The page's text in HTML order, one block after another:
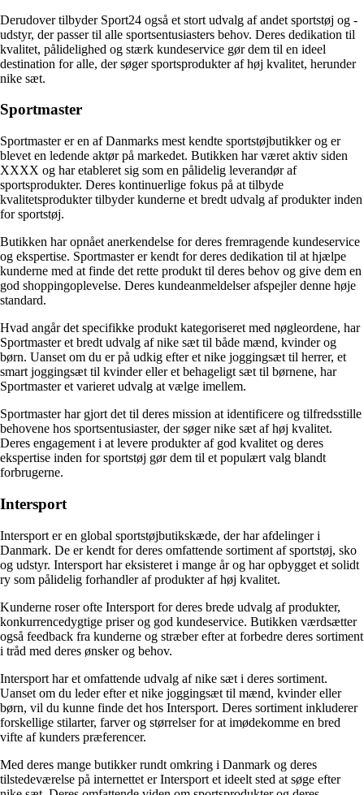
Derudover tilbyder Sport24 også et stort udvalg af andet sportstøj og -
udstyr, der passer til alle sportsentusiasters behov. Deres dedikation til
kvalitet, pålidelighed og stærk kundeservice gør dem til en ideel
destination for alle, der søger sportsprodukter af høj kvalitet, herunder
nike sæt.
Sportmaster
Sportmaster er en af Danmarks mest kendte sportstøjbutikker og er
blevet en ledende aktør på markedet. Butikken har været aktiv siden
XXXX og har etableret sig som en pålidelig leverandør af
sportsprodukter. Deres kontinuerlige fokus på at tilbyde
kvalitetsprodukter tilbyder kunderne et bredt udvalg af produkter inden
for sportstøj.
Butikken har opnået anerkendelse for deres fremragende kundeservice
og ekspertise. Sportmaster er kendt for deres dedikation til at hjælpe
kunderne med at finde det rette produkt til deres behov og give dem en
god shoppingoplevelse. Deres kundeanmeldelser afspejler denne høje
standard.
Hvad angår det specifikke produkt kategoriseret med nøgleordene, har
Sportmaster et bredt udvalg af nike sæt til både mænd, kvinder og
børn. Uanset om du er på udkig efter et nike joggingsæt til herrer, et
smart joggingsæt til kvinder eller et behageligt sæt til børnene, har
Sportmaster et varieret udvalg at vælge imellem.
Sportmaster har gjort det til deres mission at identificere og tilfredsstille
behovene hos sportsentusiaster, der søger nike sæt af høj kvalitet.
Deres engagement i at levere produkter af god kvalitet og deres
ekspertise inden for sportstøj gør dem til et populært valg blandt
forbrugerne.
Intersport
Intersport er en global sportstøjbutikskæde, der har afdelinger i
Danmark. De er kendt for deres omfattende sortiment af sportstøj, sko
og udstyr. Intersport har eksisteret i mange år og har opbygget et solidt
ry som pålidelig forhandler af produkter af høj kvalitet.
Kunderne roser ofte Intersport for deres brede udvalg af produkter,
konkurrencedygtige priser og god kundeservice. Butikken værdsætter
også feedback fra kunderne og stræber efter at forbedre deres sortiment
i tråd med deres ønsker og behov.
Intersport har et omfattende udvalg af nike sæt i deres sortiment.
Uanset om du leder efter et nike joggingsæt til mænd, kvinder eller
børn, vil du kunne finde det hos Intersport. Deres sortiment inkluderer
forskellige stilarter, farver og størrelser for at imødekomme en bred
vifte af kunders præferencer.
Med deres mange butikker rundt omkring i Danmark og deres
tilstedeværelse på internettet er Intersport et ideelt sted at søge efter